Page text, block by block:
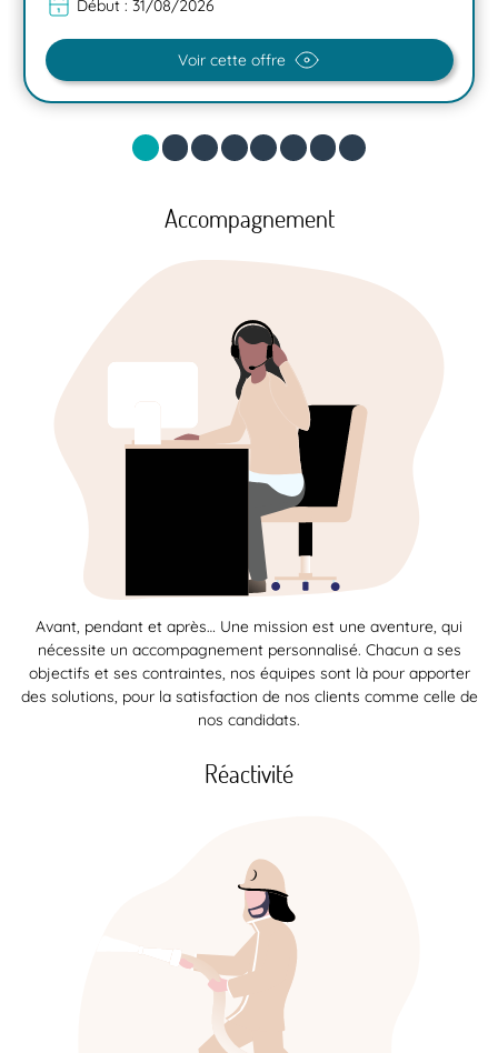
Début : 31/08/2026
Voir cette offre
Accompagnement
Avant, pendant et après… Une mission est une aventure, qui
nécessite un accompagnement personnalisé. Chacun a ses
objectifs et ses contraintes, nos équipes sont là pour apporter
des solutions, pour la satisfaction de nos clients comme celle de
nos candidats.
Réactivité